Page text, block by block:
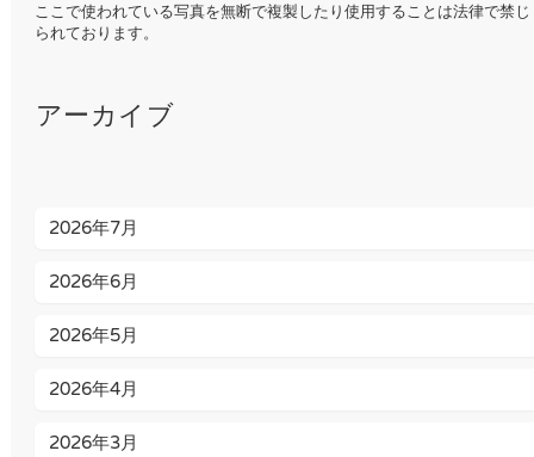
ここで使われている写真を無断で複製したり使用することは法律で禁じ
られております。
アーカイブ
2026年7月
2026年6月
2026年5月
2026年4月
2026年3月